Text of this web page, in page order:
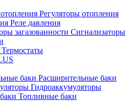
Регуляторы отопления
Реле давления
Сигнализаторы
Термостаты
Расширительные баки
Гидроаккумуляторы
Топливные баки